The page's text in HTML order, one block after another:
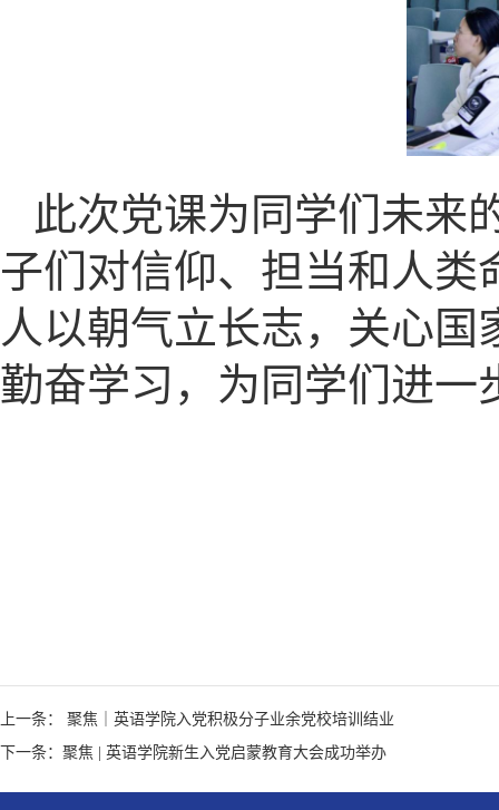
此次党课为同学们未来
子们对信仰、担当和人
人以朝气立长志，关心
勤奋学习，为同学们进一
上一条： 聚焦｜英语学院入党积极分子业余党校培训结业
下一条：聚焦 | 英语学院新生入党启蒙教育大会成功举办